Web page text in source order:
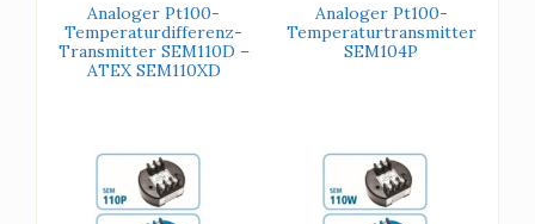
Analoger Pt100-
Temperaturdifferenz-
Transmitter SEM110D –
ATEX SEM110XD
Analoger Pt100-
Temperaturtransmitter
SEM104P